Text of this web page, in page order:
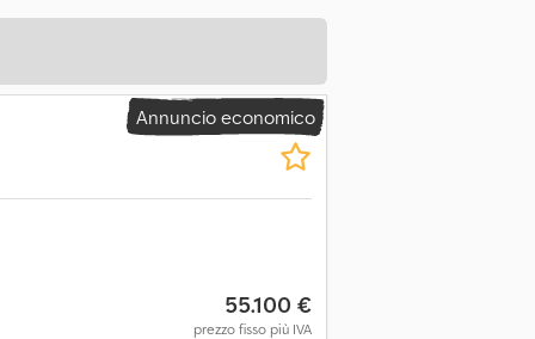
Annuncio economico
55.100 €
prezzo fisso più IVA